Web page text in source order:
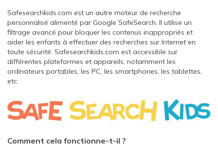
Safesearchkids.com est un autre moteur de recherche
personnalisé alimenté par Google SafeSearch. Il utilise un
filtrage avancé pour bloquer les contenus inappropriés et
aider les enfants à effectuer des recherches sur Internet en
toute sécurité. Safesearchkids.com est accessible sur
différentes plateformes et appareils, notamment les
ordinateurs portables, les PC, les smartphones, les tablettes,
etc.
Comment cela fonctionne-t-il ?